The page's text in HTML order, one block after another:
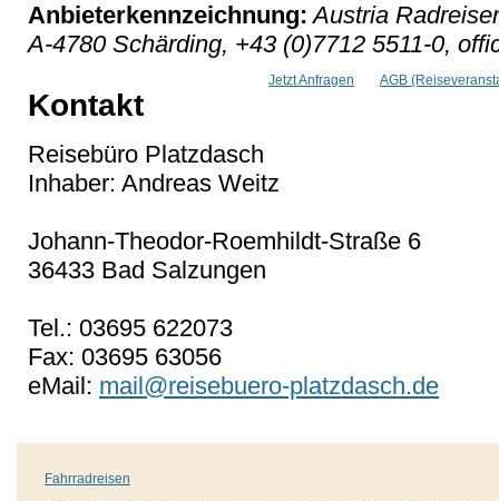
Anbieterkennzeichnung: Austria
A-4780 Schärding, +43 (0)7712 5511-0,
Jetzt Anfragen AGB
Kontakt
Reisebüro Platzdasch
Inhaber: Andreas Weitz
Johann-Theodor-Roemhildt-Straße 6
36433 Bad Salzungen
Tel.: 03695 622073
Fax: 03695 63056
eMail: mail@reisebuero-platzdasch.de
Fahrradreisen